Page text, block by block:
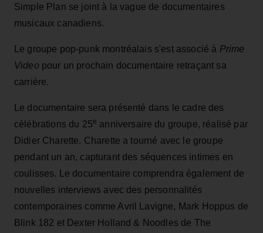
Simple Plan se joint à la vague de documentaires
musicaux canadiens.
Le groupe pop-punk montréalais s'est associé à Prime
Video pour un prochain documentaire retraçant sa
carrière.
Le documentaire sera présenté dans le cadre des
célébrations du 25e anniversaire du groupe, réalisé par
Didier Charette. Charette a tourné avec le groupe
pendant un an, capturant des séquences intimes en
coulisses. Le documentaire comprendra également de
nouvelles interviews avec des personnalités
contemporaines comme Avril Lavigne, Mark Hoppus de
Blink 182 et Dexter Holland & Noodles de The